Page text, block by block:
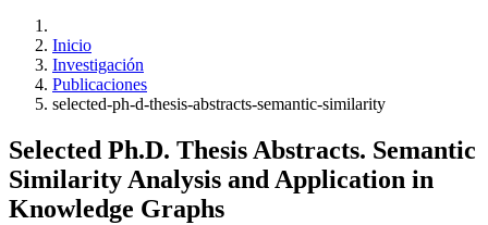
Inicio
Investigación
Publicaciones
selected-ph-d-thesis-abstracts-semantic-similarity
Selected Ph.D. Thesis Abstracts. Semantic
Similarity Analysis and Application in
Knowledge Graphs